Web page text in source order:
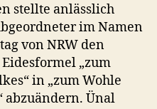
stellte anlässlich
im Namen
von NRW den
„zum
in „zum Wohle
abzuändern. Ünal